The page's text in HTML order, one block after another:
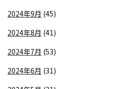
2024年9月 (45)
2024年8月 (41)
2024年7月 (53)
2024年6月 (31)